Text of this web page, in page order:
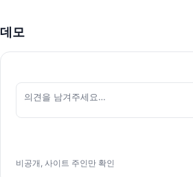
데모
의견을 남겨주세요…
비공개, 사이트 주인만 확인